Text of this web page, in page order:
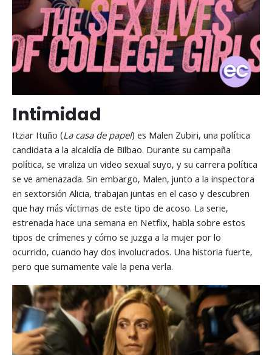
Intimidad
Itziar Ituño (La casa de papel) es Malen Zubiri, una política
candidata a la alcaldía de Bilbao. Durante su campaña
política, se viraliza un video sexual suyo, y su carrera política
se ve amenazada. Sin embargo, Malen, junto a la inspectora
en sextorsión Alicia, trabajan juntas en el caso y descubren
que hay más víctimas de este tipo de acoso. La serie,
estrenada hace una semana en Netflix, habla sobre estos
tipos de crímenes y cómo se juzga a la mujer por lo
ocurrido, cuando hay dos involucrados. Una historia fuerte,
pero que sumamente vale la pena verla.